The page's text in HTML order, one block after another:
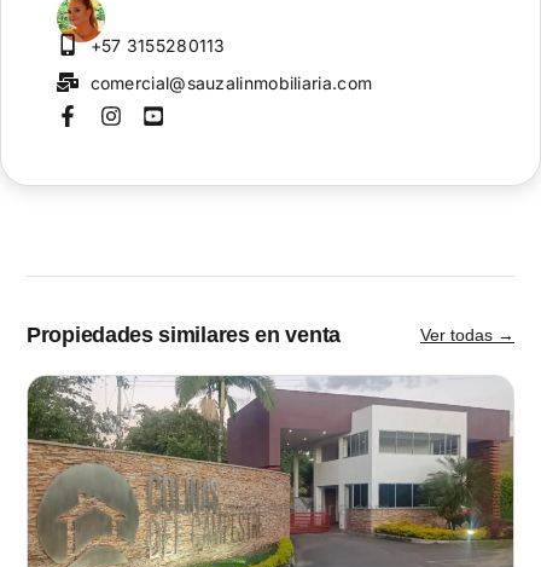
+57 3155280113
comercial@sauzalinmobiliaria.com
Propiedades similares en venta Ver todas →